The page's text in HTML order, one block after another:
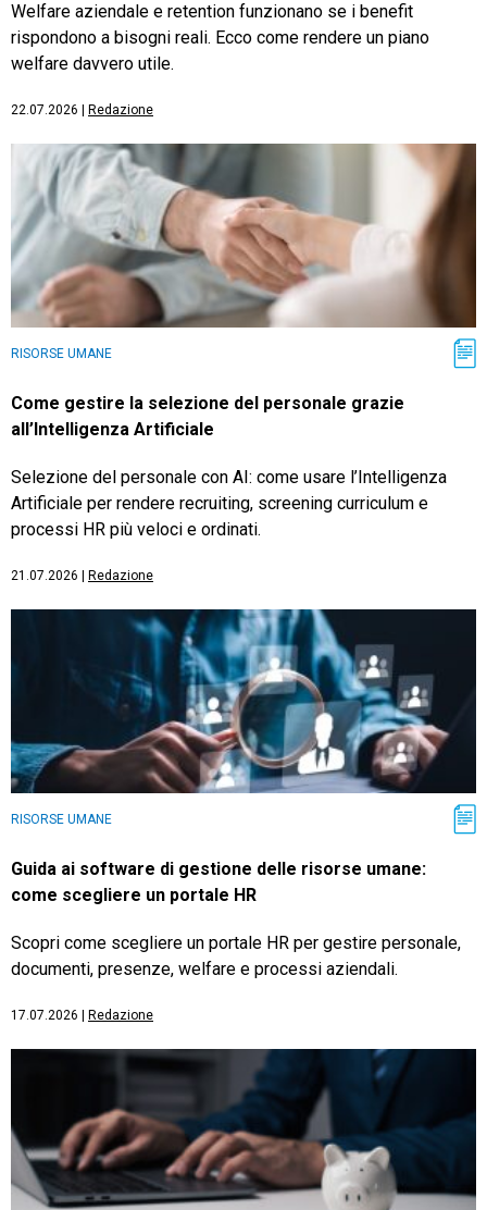
Welfare aziendale e retention funzionano se i benefit
rispondono a bisogni reali. Ecco come rendere un piano
welfare davvero utile.
22.07.2026 Redazione
RISORSE UMANE
Come gestire la selezione del personale grazie
all’Intelligenza Artificiale
Selezione del personale con AI: come usare l’Intelligenza
Artificiale per rendere recruiting, screening curriculum e
processi HR più veloci e ordinati.
21.07.2026 Redazione
RISORSE UMANE
Guida ai software di gestione delle risorse umane:
come scegliere un portale HR
Scopri come scegliere un portale HR per gestire personale,
documenti, presenze, welfare e processi aziendali.
17.07.2026 Redazione